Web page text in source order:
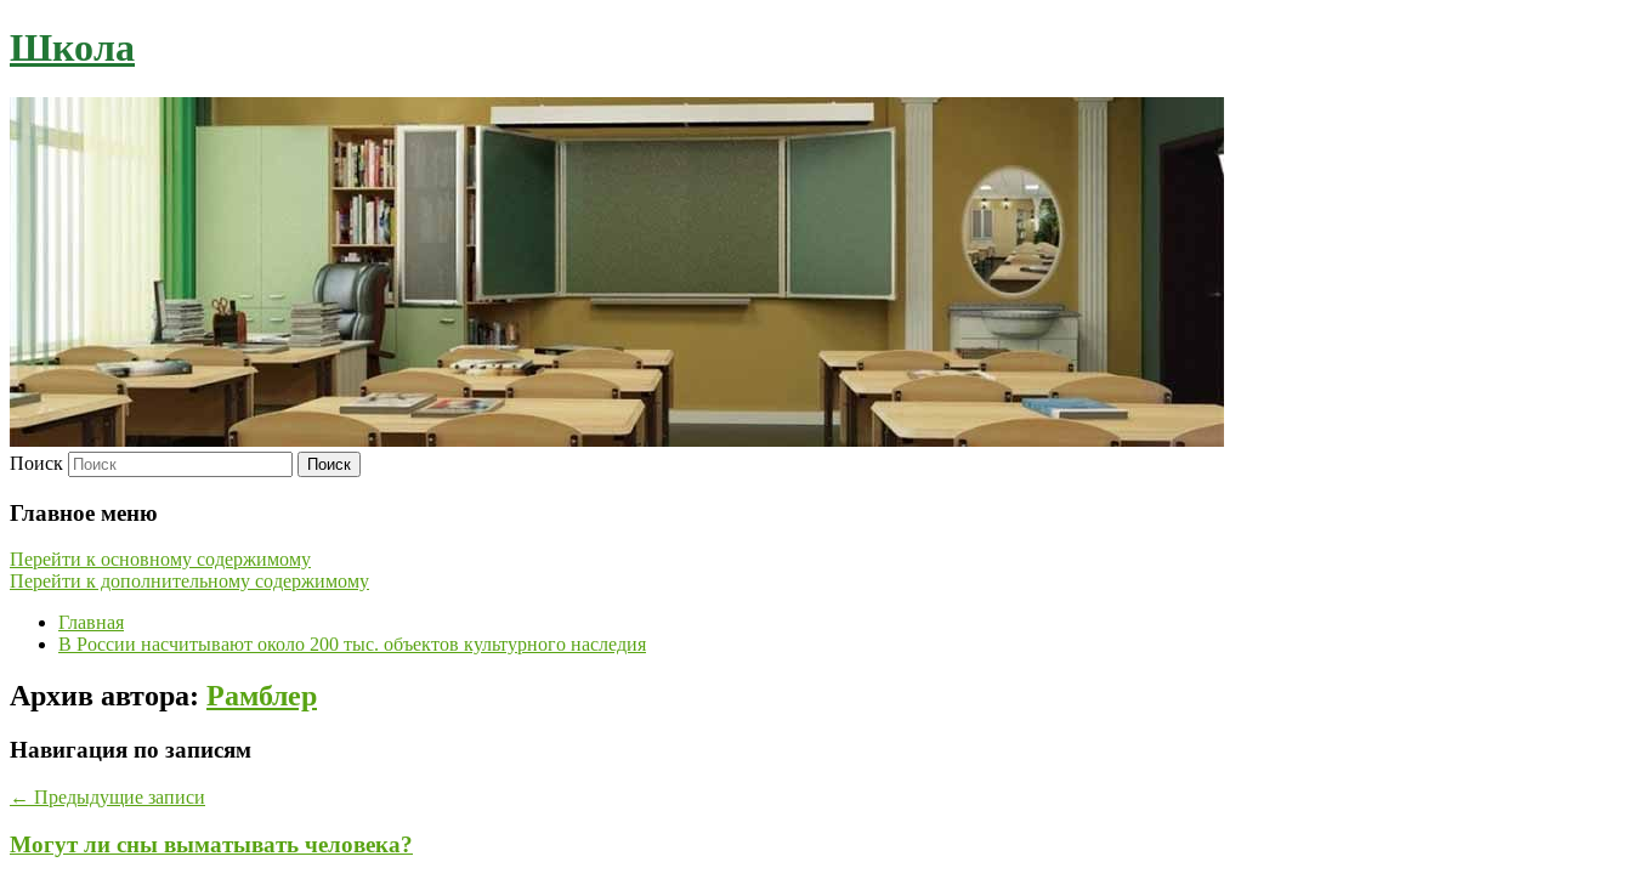
Школа
Поиск
Главное меню
Перейти к основному содержимому
Перейти к дополнительному содержимому
Главная
В России насчитывают около 200 тыс. объектов культурного наследия
Архив автора: Рамблер
Навигация по записям
← Предыдущие записи
Могут ли сны выматывать человека?